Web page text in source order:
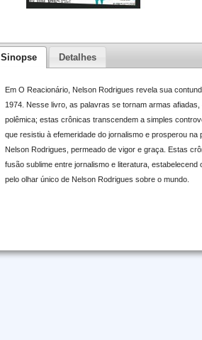
Sinopse Detalhes
Em O Reacionário, Nelson Rodrigues revela sua
1974. Nesse livro, as palavras se tornam armas
polêmica; estas crônicas transcendem a simples
que resistiu à efemeridade do jornalismo e prosperou
Nelson Rodrigues, permeado de vigor e graça. Estas
fusão sublime entre jornalismo e literatura,
pelo olhar único de Nelson Rodrigues sobre o mundo.